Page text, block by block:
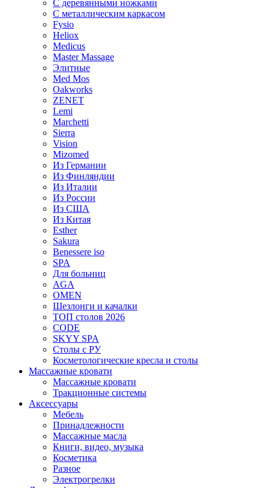
С деревянными ножками
С металлическим каркасом
Fysio
Heliox
Medicus
Master Massage
Элитные
Med Mos
Oakworks
ZENET
Lemi
Marchetti
Sierra
Vision
Mizomed
Из Германии
Из Финляндии
Из Италии
Из России
Из США
Из Китая
Esther
Sakura
Benessere iso
SPA
Для больниц
AGA
OMEN
Шезлонги и качалки
ТОП столов 2026
CODE
SKYY SPA
Столы с РУ
Косметологические кресла и столы
Массажные кровати
Массажные кровати
Тракционные системы
Аксессуары
Мебель
Принадлежности
Массажные масла
Книги, видео, музыка
Косметика
Разное
Электрогрелки